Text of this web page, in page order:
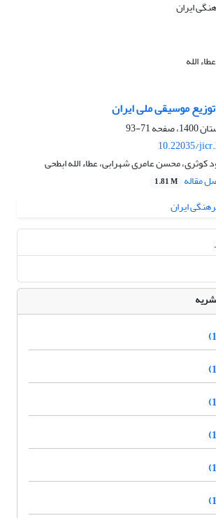
الله
موسیقی ملی ایران
71-93
10.22035/
کوثری، محسن عامری شهرابی، عطاء الله ابطحی
مقاله 1.81 M